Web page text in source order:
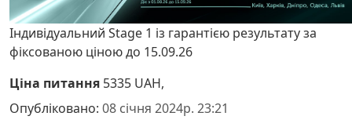
Індивідуальний Stage 1 із гарантією результату за
фіксованою ціною до 15.09.26
Ціна питання 5335 UAH,
Опубліковано: 08 січня 2024р. 23:21